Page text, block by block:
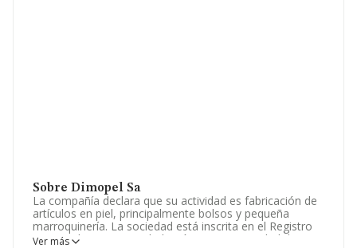
Sobre Dimopel Sa
La compañía declara que su actividad es fabricación de
artículos en piel, principalmente bolsos y pequeña
marroquinería. La sociedad está inscrita en el Registro
Mercantil como Sociedad Anónima. La actividad de
Ver más